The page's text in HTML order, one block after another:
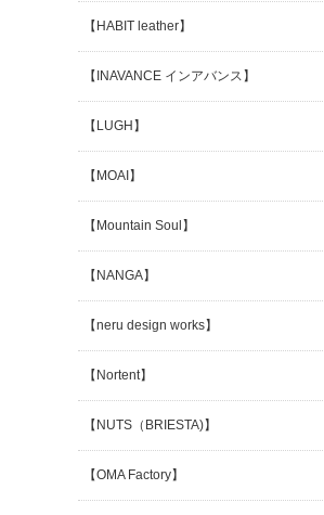
【HABIT leather】
【INAVANCE インアバンス】
【LUGH】
【MOAI】
【Mountain Soul】
【NANGA】
【neru design works】
【Nortent】
【NUTS（BRIESTA)】
【OMA Factory】